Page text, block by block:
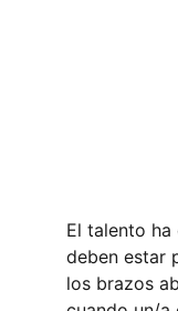
El talento ha
deben estar
los brazos